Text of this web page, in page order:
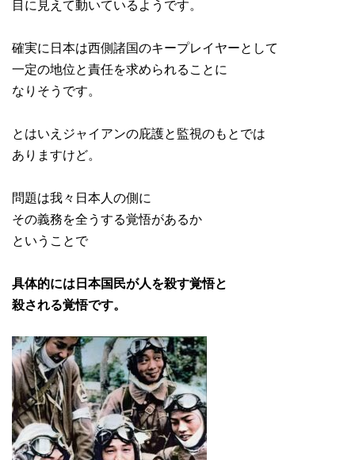
目に見えて動いているようです。
確実に日本は西側諸国のキープレイヤーとして
一定の地位と責任を求められることに
なりそうです。
とはいえジャイアンの庇護と監視のもとでは
ありますけど。
問題は我々日本人の側に
その義務を全うする覚悟があるか
ということで
具体的には日本国民が人を殺す覚悟と
殺される覚悟です。